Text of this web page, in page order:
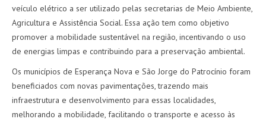
veículo elétrico a ser utilizado pelas secretarias de Meio Ambiente,
Agricultura e Assistência Social. Essa ação tem como objetivo
promover a mobilidade sustentável na região, incentivando o uso
de energias limpas e contribuindo para a preservação ambiental.
Os municípios de Esperança Nova e São Jorge do Patrocínio foram
beneficiados com novas pavimentações, trazendo mais
infraestrutura e desenvolvimento para essas localidades,
melhorando a mobilidade, facilitando o transporte e acesso às